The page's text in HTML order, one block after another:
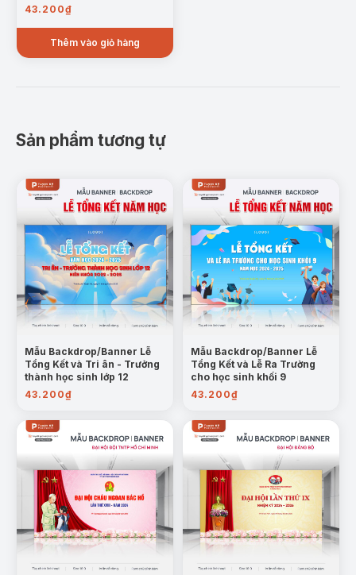
43.200₫
Thêm vào giỏ hàng
Sản phẩm tương tự
Mẫu Backdrop/Banner Lễ
Tổng Kết và Tri ân - Trưởng
thành học sinh lớp 12
43.200₫
Mẫu Backdrop/Banner Lễ
Tổng Kết và Lễ Ra Trường
cho học sinh khối 9
43.200₫